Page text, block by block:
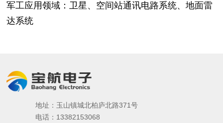
军工应用领域：卫星、空间站通讯电路系统、地面雷
达系统
地址：玉山镇城北柏庐北路371号
电话：13382153068